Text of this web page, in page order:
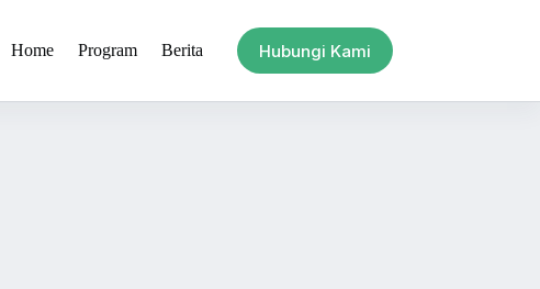
Home Program Berita Hubungi Kami